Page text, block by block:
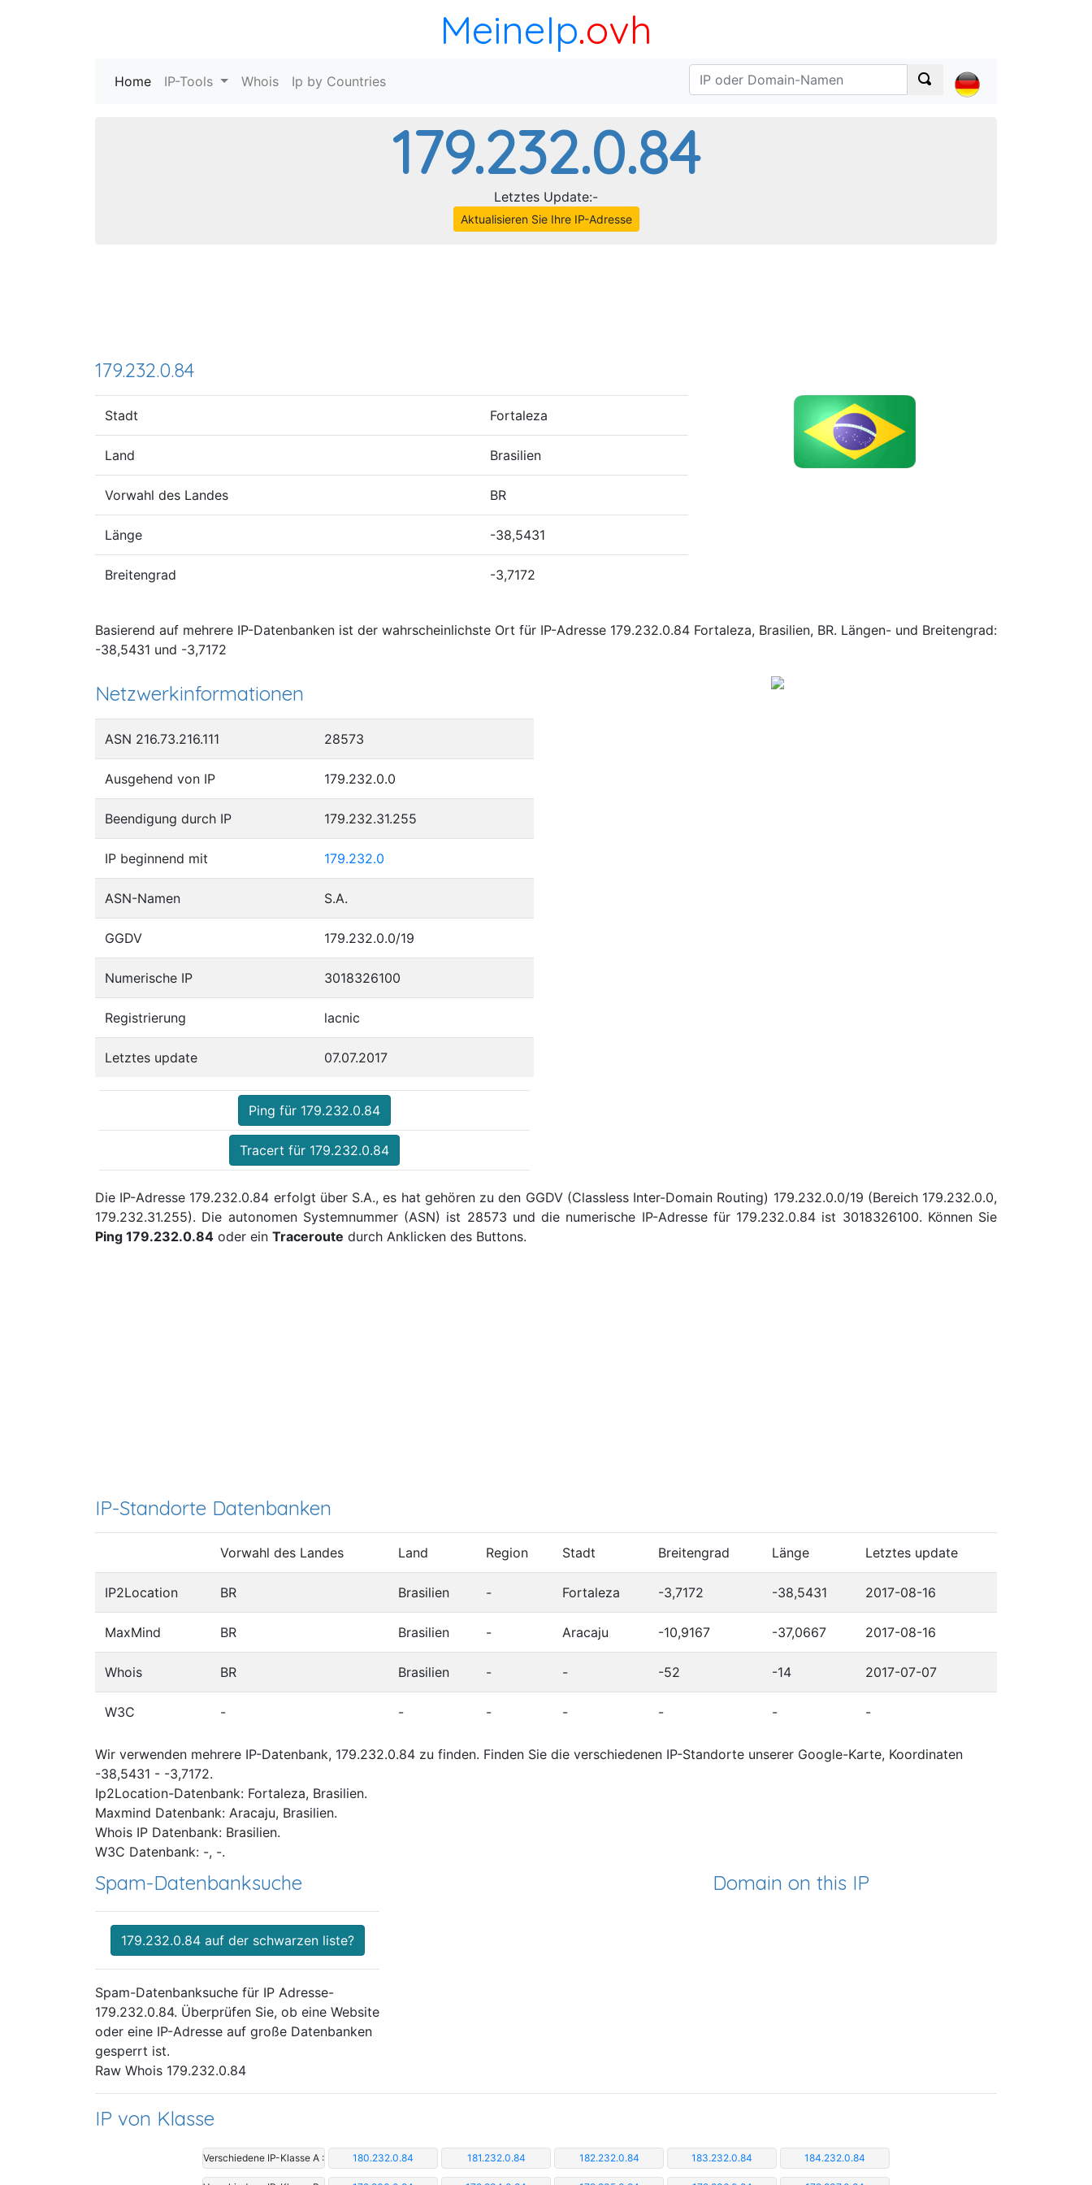
MeineIp.ovh
Home (current)
IP-Tools Whois Ip by Countries
179.232.0.84
Letztes Update:-
Aktualisieren Sie Ihre IP-Adresse
179.232.0.84
Stadt Fortaleza
Land Brasilien
Vorwahl des Landes BR
Länge -38,5431
Breitengrad -3,7172
Basierend auf mehrere IP-Datenbanken ist der wahrscheinlichste Ort für IP-Adresse 179.232.0.84 Fortaleza, Brasilien, BR. Längen- und Breitengrad:
-38,5431 und -3,7172
Netzwerkinformationen
ASN 216.73.216.111 28573
Ausgehend von IP 179.232.0.0
Beendigung durch IP 179.232.31.255
IP beginnend mit 179.232.0
ASN-Namen S.A.
GGDV 179.232.0.0/19
Numerische IP 3018326100
Registrierung lacnic
Letztes update 07.07.2017
Ping für 179.232.0.84
Tracert für 179.232.0.84
Die IP-Adresse 179.232.0.84 erfolgt über S.A., es hat gehören zu den GGDV (Classless Inter-Domain Routing) 179.232.0.0/19 (Bereich 179.232.0.0,
179.232.31.255). Die autonomen Systemnummer (ASN) ist 28573 und die numerische IP-Adresse für 179.232.0.84 ist 3018326100. Können Sie
Ping 179.232.0.84 oder ein Traceroute durch Anklicken des Buttons.
IP-Standorte Datenbanken
Vorwahl des Landes Land Region Stadt Breitengrad Länge Letztes update
IP2Location BR Brasilien - Fortaleza -3,7172 -38,5431 2017-08-16
MaxMind BR Brasilien - Aracaju -10,9167 -37,0667 2017-08-16
Whois BR Brasilien - - -52 -14 2017-07-07
W3C - - - - - - -
Wir verwenden mehrere IP-Datenbank, 179.232.0.84 zu finden. Finden Sie die verschiedenen IP-Standorte unserer Google-Karte, Koordinaten
-38,5431 - -3,7172.
Ip2Location-Datenbank: Fortaleza, Brasilien.
Maxmind Datenbank: Aracaju, Brasilien.
Whois IP Datenbank: Brasilien.
W3C Datenbank: -, -.
Spam-Datenbanksuche
179.232.0.84 auf der schwarzen liste?
Spam-Datenbanksuche für IP Adresse-
179.232.0.84. Überprüfen Sie, ob eine Website
oder eine IP-Adresse auf große Datenbanken
gesperrt ist.
Domain on this IP
Raw Whois 179.232.0.84
IP von Klasse
Verschiedene IP-Klasse A : 180.232.0.84 181.232.0.84 182.232.0.84 183.232.0.84 184.232.0.84